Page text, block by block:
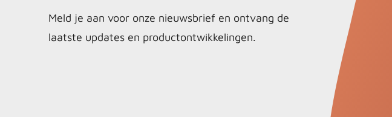
Meld je aan voor onze nieuwsbrief en ontvang de
laatste updates en productontwikkelingen.